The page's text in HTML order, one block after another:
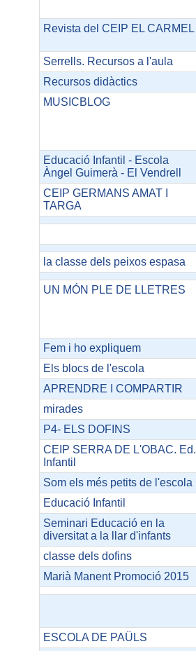
Revista del CEIP EL CARMEL
Serrells. Recursos a l'aula
Recursos didàctics
MUSICBLOG
Educació Infantil - Escola
Àngel Guimerà - El Vendrell
CEIP GERMANS AMAT I
TARGA
la classe dels peixos espasa
UN MÓN PLE DE LLETRES
Fem i ho expliquem
Els blocs de l'escola
APRENDRE I COMPARTIR
mirades
P4- ELS DOFINS
CEIP SERRA DE L'OBAC. Ed.
Infantil
Som els més petits de l'escola
Educació Infantil
Seminari Educació en la
diversitat a la llar d'infants
classe dels dofins
Marià Manent Promoció 2015
ESCOLA DE PAÜLS